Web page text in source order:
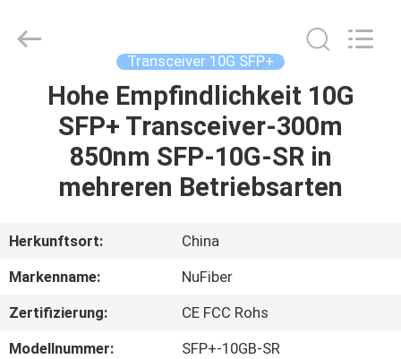
HAUS
PRODUKTE
UNS
AUSFLUG
Rights
Transceiver 10G SFP+
Hohe Empfindlichkeit 10G
SFP+ Transceiver-300m
850nm SFP-10G-SR in
mehreren Betriebsarten
Herkunftsort:
China
Markenname:
NuFiber
Zertifizierung:
CE FCC Rohs
Modellnummer:
SFP+-10GB-SR